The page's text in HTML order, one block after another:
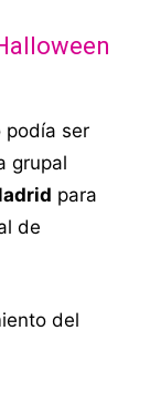
podía ser
grupal
para
de
del